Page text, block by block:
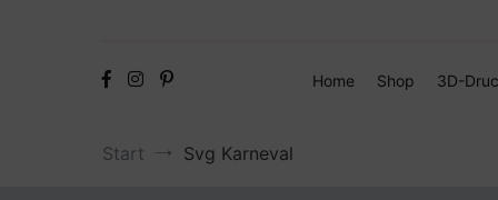
Home
Shop 3D-
Start Svg Karneval